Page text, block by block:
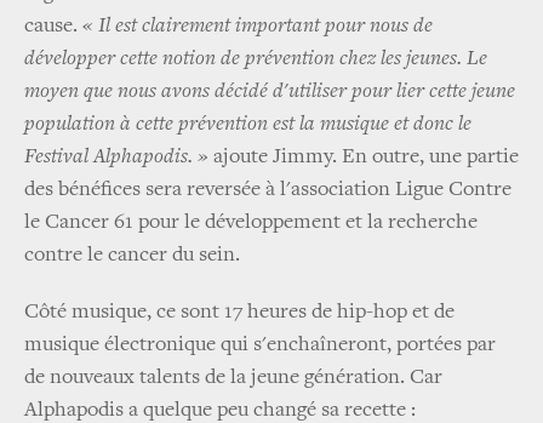
cause. « Il est clairement important pour nous de
développer cette notion de prévention chez les jeunes. Le
moyen que nous avons décidé d'utiliser pour lier cette jeune
population à cette prévention est la musique et donc le
Festival Alphapodis. » ajoute Jimmy. En outre, une partie
des bénéfices sera reversée à l'association Ligue Contre
le Cancer 61 pour le développement et la recherche
contre le cancer du sein.
Côté musique, ce sont 17 heures de hip-hop et de
musique électronique qui s'enchaîneront, portées par
de nouveaux talents de la jeune génération. Car
Alphapodis a quelque peu changé sa recette :